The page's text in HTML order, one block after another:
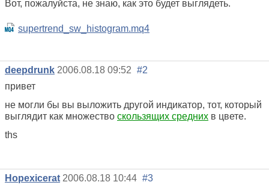
Вот, пожалуйста, не знаю, как это будет выглядеть.
supertrend_sw_histogram.mq4
deepdrunk 2006.08.18 09:52 #2
привет
не могли бы вы выложить другой индикатор, тот, который
выглядит как множество скользящих средних в цвете.
ths
Hopexicerat 2006.08.18 10:44 #3